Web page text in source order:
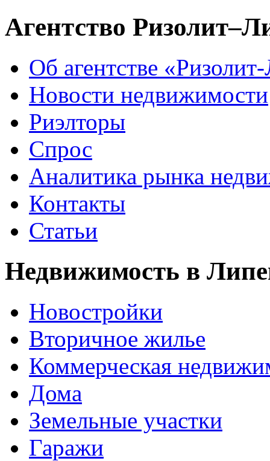
Агентство
Об агентстве
Новости недвижимости
Риэлторы
Спрос
Аналитика рынка
Контакты
Статьи
Недвижимость в
Новостройки
Вторичное жилье
Коммерческая
Дома
Земельные участки
Гаражи